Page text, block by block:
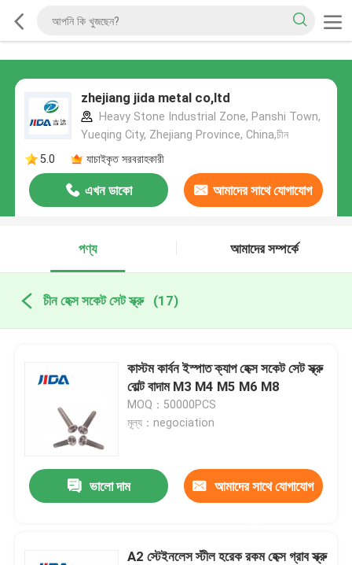
zhejiang jida metal co,ltd
Heavy Stone Industrial Zone, Panshi Town,
Yueqing City, Zhejiang Province, China,চীন
5.0
যাচাইকৃত সরবরাহকারী
এখন ডাকো আমাদের সাথে যোগাযোগ
পণ্য
আমাদের সম্পর্কে
চীন হেক্স সকেট সেট স্ক্রু (17)
কাস্টম কার্বন ইস্পাত ক্যাপ হেক্স সকেট সেট স্ক্রু
বোল্ট বাদাম M3 M4 M5 M6 M8
MOQ：50000PCS
মূল্য：negociation
ভালো দাম আমাদের সাথে যোগাযোগ
A2 স্টেইনলেস স্টীল হরেক রকম হেক্স গ্রাব স্ক্রু